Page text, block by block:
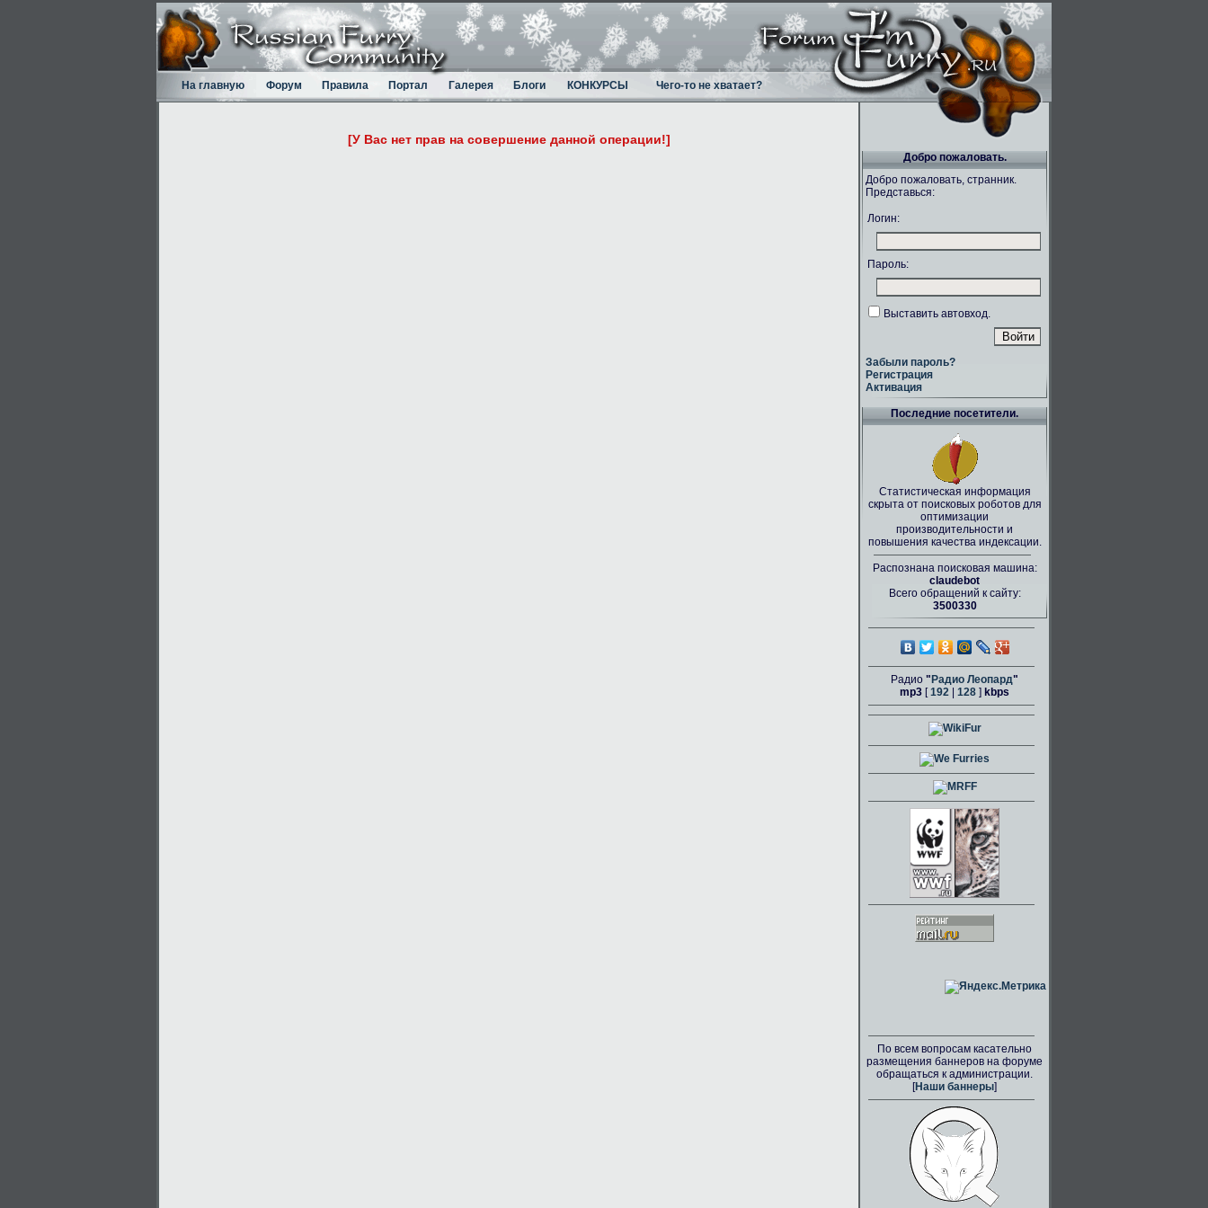
На главную Форум Правила Портал Галерея Блоги КОНКУРСЫ Чего-то не хватает?
[У Вас нет прав на совершение данной операции!]
Добро пожаловать.
Добро пожаловать, странник.
Представься:
Логин:
Пароль:
Выставить автовход.
Забыли пароль?
Регистрация
Активация
Последние посетители.
Статистическая информация
скрыта от поисковых роботов для
оптимизации
производительности и
повышения качества индексации.
Распознана поисковая машина:
claudebot
Всего обращений к сайту:
3500330
Радио " Радио Леопард"
mp3 [192 128 ] kbps
По всем вопросам касательно
размещения баннеров на форуме
обращаться к администрации.
[Наши баннеры]